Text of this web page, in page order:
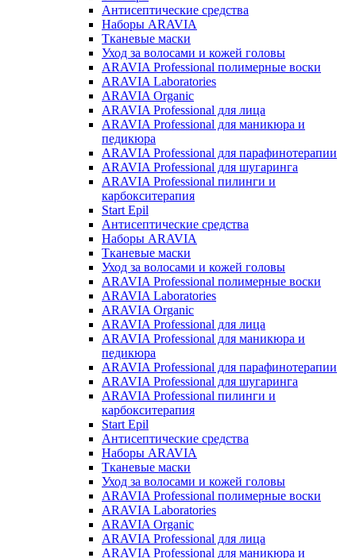
Антисептические средства
Наборы ARAVIA
Тканевые маски
Уход за волосами и кожей головы
ARAVIA Professional полимерные воски
ARAVIA Laboratories
ARAVIA Organic
ARAVIA Professional для лица
ARAVIA Professional для маникюра и
педикюра
ARAVIA Professional для парафинотерапии
ARAVIA Professional для шугаринга
ARAVIA Professional пилинги и
карбокситерапия
Start Epil
Антисептические средства
Наборы ARAVIA
Тканевые маски
Уход за волосами и кожей головы
ARAVIA Professional полимерные воски
ARAVIA Laboratories
ARAVIA Organic
ARAVIA Professional для лица
ARAVIA Professional для маникюра и
педикюра
ARAVIA Professional для парафинотерапии
ARAVIA Professional для шугаринга
ARAVIA Professional пилинги и
карбокситерапия
Start Epil
Антисептические средства
Наборы ARAVIA
Тканевые маски
Уход за волосами и кожей головы
ARAVIA Professional полимерные воски
ARAVIA Laboratories
ARAVIA Organic
ARAVIA Professional для лица
ARAVIA Professional для маникюра и